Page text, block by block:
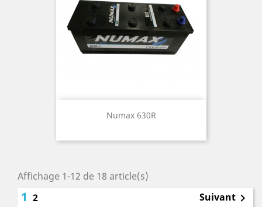
Numax 630R
Affichage 1-12 de 18 article(s)
1 2 Suivant 